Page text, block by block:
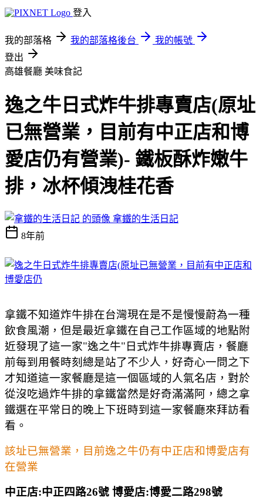
登入
我的部落格 我的部落格後台
我的帳號
登出
高雄餐廳 美味食記
逸之牛日式炸牛排專賣店(原址
已無營業，目前有中正店和博
愛店仍有營業)- 鐵板酥炸嫩牛
排，冰杯傾洩桂花香
拿鐵的生活日記
8年前
拿鐵不知道炸牛排在台灣現在是不是慢慢蔚為一種
飲食風潮，但是最近拿鐵在自己工作區域的地點附
近發現了這一家"逸之牛"日式炸牛排專賣店，餐廳
前每到用餐時刻總是站了不少人，好奇心一問之下
才知道這一家餐廳是這一個區域的人氣名店，對於
從沒吃過炸牛排的拿鐵當然是好奇滿滿阿，總之拿
鐵選在平常日的晚上下班時到這一家餐廳來拜訪看
看。
該址已無營業，目前逸之牛仍有中正店和博愛店有
在營業
中正店:中正四路26號 博愛店:博愛二路298號